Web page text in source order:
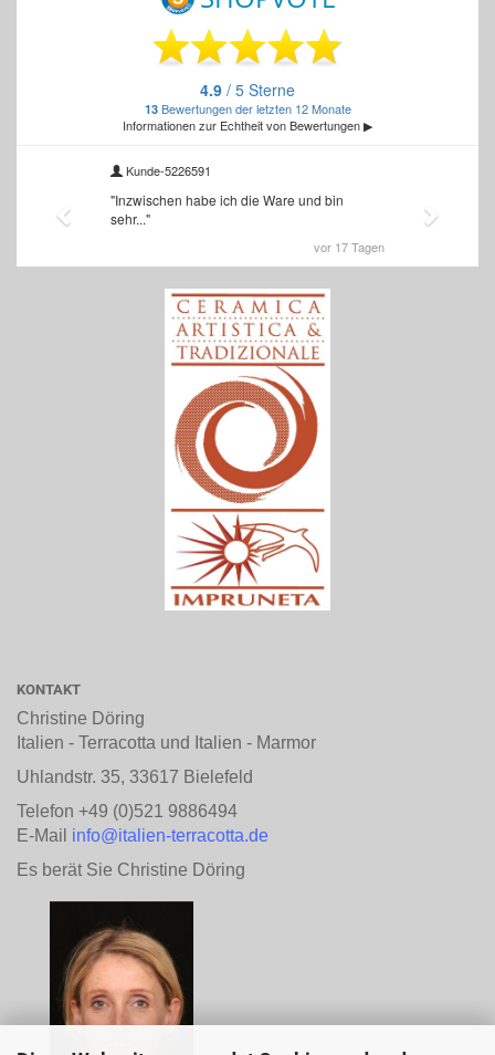
KONTAKT
Christine Döring
Italien - Terracotta und Italien - Marmor
Uhlandstr. 35, 33617 Bielefeld
Telefon +49 (0)521 9886494
E-Mail info@italien-terracotta.de
Es berät Sie Christine Döring